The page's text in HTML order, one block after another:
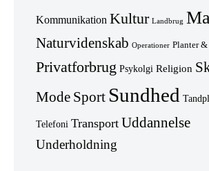
Kommunikation Kultur Landbrug
Naturvidenskab Operationer Planter
Privatforbrug Psykolgi Religion
Mode Sport Sundhed
Telefoni Transport Uddannelse
Underholdning